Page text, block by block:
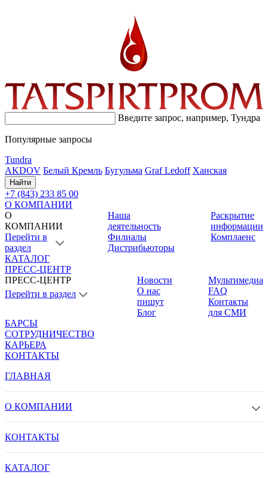
Введите запрос, например, Тундра
Популярные запросы
Tundra
AKDOV Белый Кремль Бугульма Graf Ledoff Ханская
Найти
+7 (843) 233 85 00
О КОМПАНИИ
О
КОМПАНИИ
Перейти в
раздел
Наша
деятельность
Филиалы
Дистрибьюторы
Раскрытие
информации
Комплаенс
КАТАЛОГ
ПРЕСС-ЦЕНТР
ПРЕСС-ЦЕНТР
Перейти в раздел
Новости
О нас
пишут
Блог
Мультимедиа
FAQ
Контакты
для СМИ
БАРСЫ
СОТРУДНИЧЕСТВО
КАРЬЕРА
КОНТАКТЫ
ГЛАВНАЯ
О КОМПАНИИ
КОНТАКТЫ
КАТАЛОГ